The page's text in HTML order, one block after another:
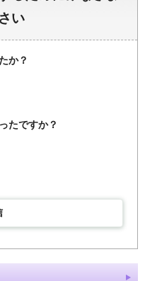
い
か？
たですか？